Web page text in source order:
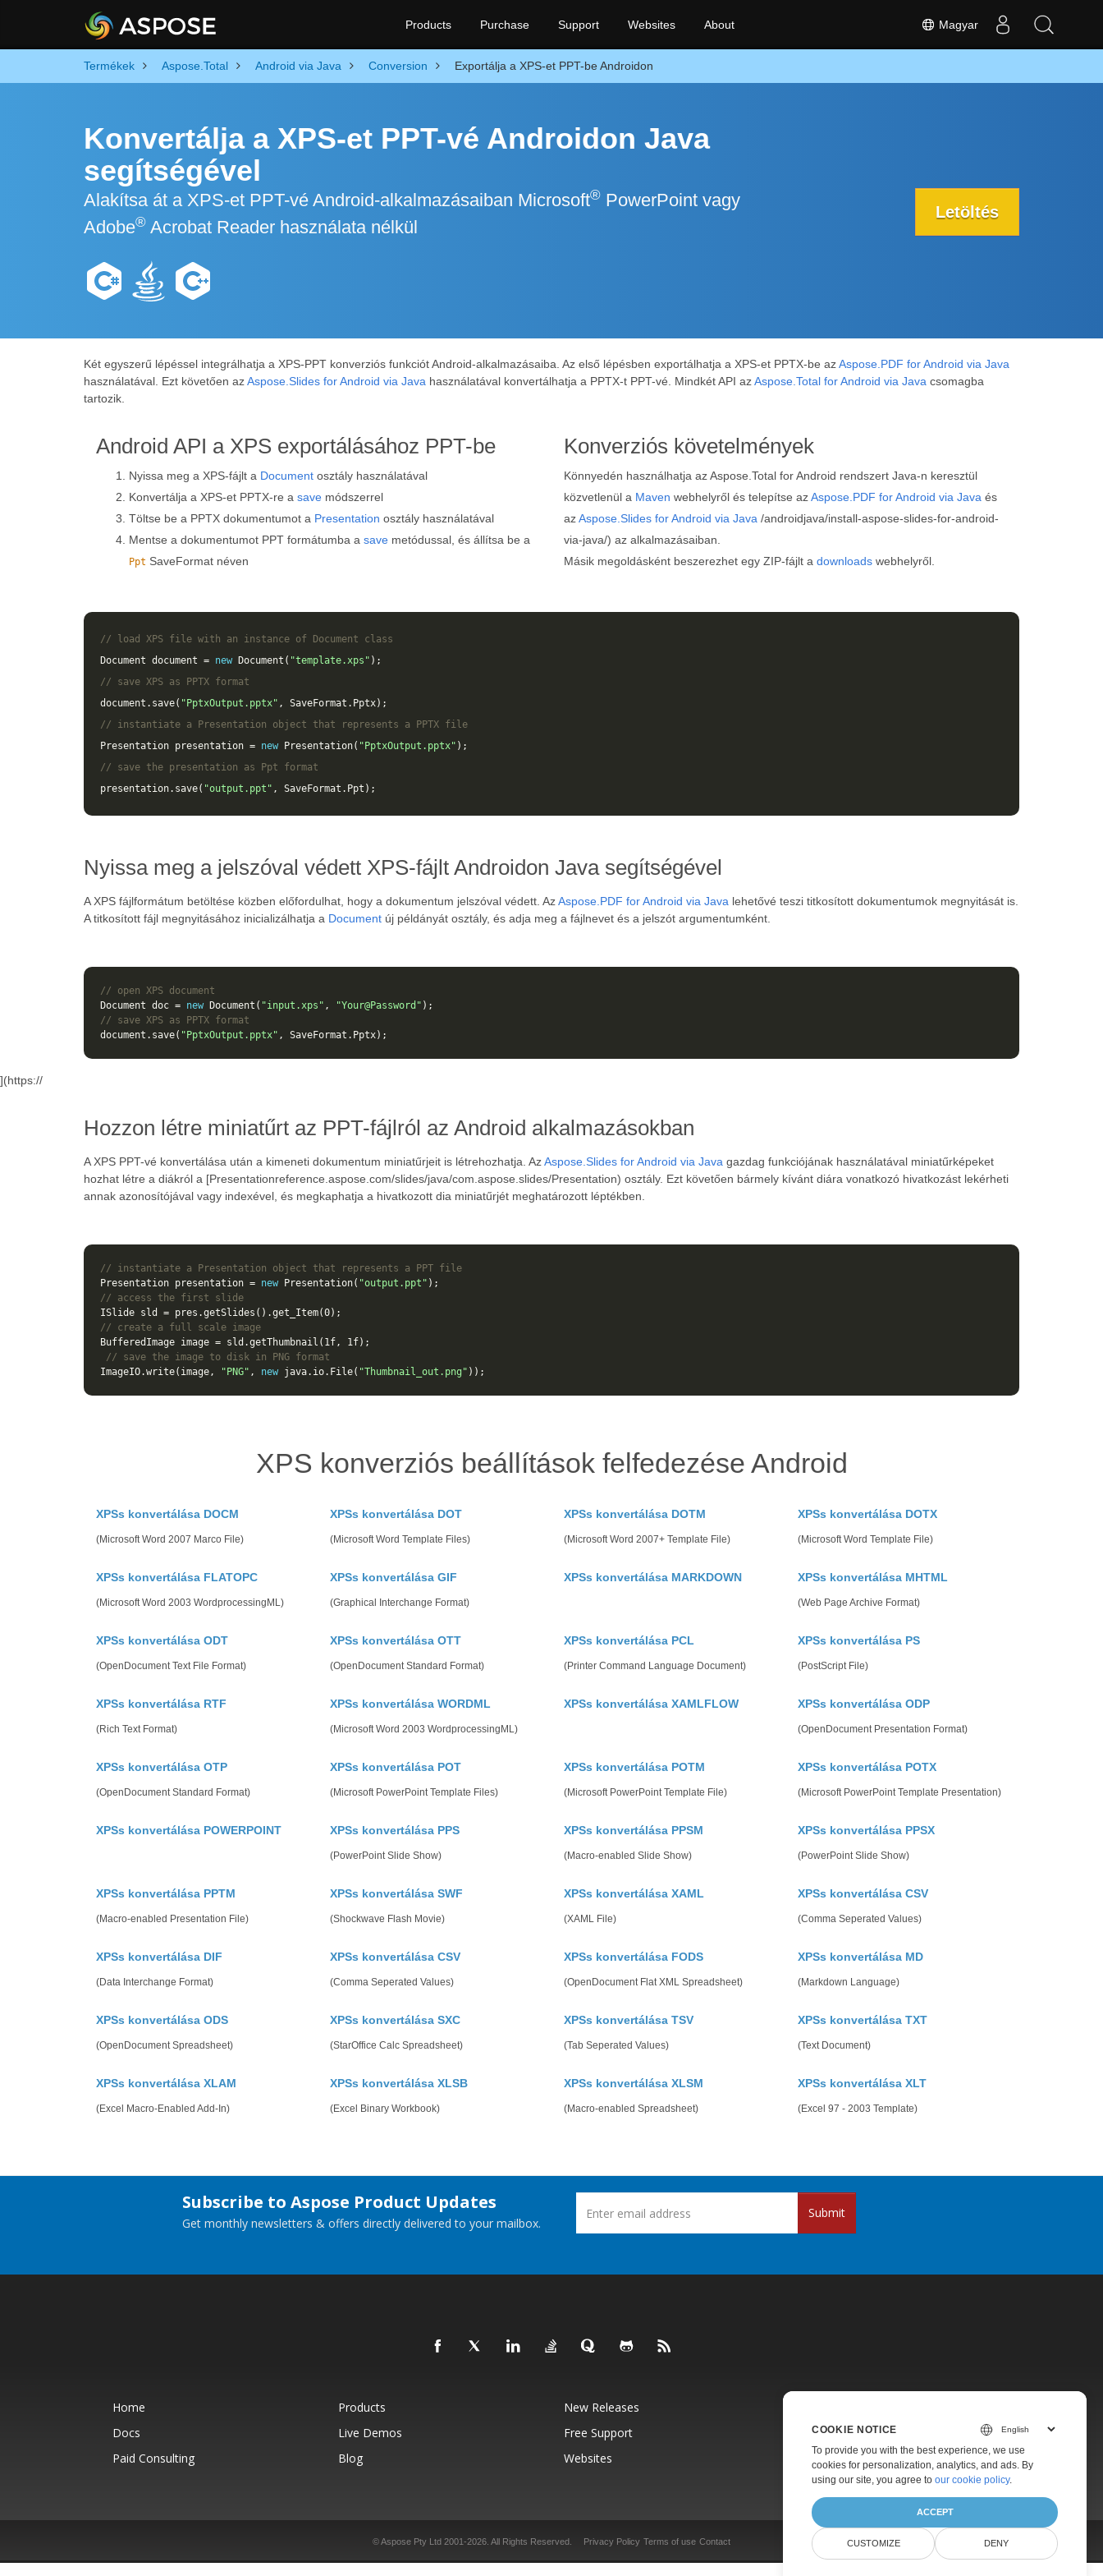
Magyar
Products Purchase Support Websites About
Termékek Aspose.Total Android via Java Conversion Exportálja a XPS-et PPT-be Androidon
Konvertálja a XPS-et PPT-vé Androidon Java
segítségével
Alakítsa át a XPS-et PPT-vé Android-alkalmazásaiban Microsoft® PowerPoint vagy
Adobe® Acrobat Reader használata nélkül
Letöltés
Két egyszerű lépéssel integrálhatja a XPS-PPT konverziós funkciót Android-alkalmazásaiba. Az első lépésben exportálhatja a XPS-et PPTX-be azAspose.PDF for Android via Java
használatával. Ezt követően azAspose.Slides for Android via Java használatával konvertálhatja a PPTX-t PPT-vé. Mindkét API azAspose.Total for Android via Java csomagba
tartozik.
Android API a XPS exportálásához PPT-be
Nyissa meg a XPS-fájlt a Document osztály használatával
Konvertálja a XPS-et PPTX-re a save módszerrel
Töltse be a PPTX dokumentumot a Presentation osztály használatával
Mentse a dokumentumot PPT formátumba a save metódussal, és állítsa be a
Ppt SaveFormat néven
Konverziós követelmények
Könnyedén használhatja az Aspose.Total for Android rendszert Java-n keresztül
közvetlenül a Maven webhelyről és telepítse azAspose.PDF for Android via Java és
azAspose.Slides for Android via Java /androidjava/install-aspose-slides-for-android-
via-java/) az alkalmazásaiban.
Másik megoldásként beszerezhet egy ZIP-fájlt a downloads webhelyről.
// load XPS file with an instance of Document class
Document document = new Document ( "template.xps" );
// save XPS as PPTX format
document . save( "PptxOutput.pptx" , SaveFormat . Pptx);
// instantiate a Presentation object that represents a PPTX file
Presentation presentation = new Presentation( "PptxOutput.pptx" );
// save the presentation as Ppt format
presentation. save( "output.ppt" , SaveFormat . Ppt );
Nyissa meg a jelszóval védett XPS-fájlt Androidon Java segítségével
A XPS fájlformátum betöltése közben előfordulhat, hogy a dokumentum jelszóval védett. AzAspose.PDF for Android via Java lehetővé teszi titkosított dokumentumok megnyitását is.
A titkosított fájl megnyitásához inicializálhatja a Document új példányát osztály, és adja meg a fájlnevet és a jelszót argumentumként.
// open XPS document
Document doc = new Document ( "input.xps" , "Your@Password" );
// save XPS as PPTX format
document . save( "PptxOutput.pptx" , SaveFormat . Pptx);
](https://
Hozzon létre miniatűrt az PPT-fájlról az Android alkalmazásokban
A XPS PPT-vé konvertálása után a kimeneti dokumentum miniatűrjeit is létrehozhatja. AzAspose.Slides for Android via Java gazdag funkciójának használatával miniatűrképeket
hozhat létre a diákról a [Presentationreference.aspose.com/slides/java/com.aspose.slides/Presentation) osztály. Ezt követően bármely kívánt diára vonatkozó hivatkozást lekérheti
annak azonosítójával vagy indexével, és megkaphatja a hivatkozott dia miniatűrjét meghatározott léptékben.
// instantiate a Presentation object that represents a PPT file
Presentation presentation = new Presentation( "output.ppt" );
// access the first slide
ISlide sld = pres .getSlides ().get_Item(0);
// create a full scale image
BufferedImage image = sld .getThumbnail ( 1f, 1f);
// save the image to disk in PNG format
ImageIO.write( image, "PNG" , new java. io. File( "Thumbnail_out.png" ));
XPS konverziós beállítások felfedezése Android
XPSs konvertálása DOCM
(Microsoft Word 2007 Marco File)
XPSs konvertálása DOT
(Microsoft Word Template Files)
XPSs konvertálása DOTM
(Microsoft Word 2007+ Template File)
XPSs konvertálása DOTX
(Microsoft Word Template File)
XPSs konvertálása FLATOPC
(Microsoft Word 2003 WordprocessingML)
XPSs konvertálása GIF
(Graphical Interchange Format)
XPSs konvertálása MARKDOWN XPSs konvertálása MHTML
(Web Page Archive Format)
XPSs konvertálása ODT
(OpenDocument Text File Format)
XPSs konvertálása OTT
(OpenDocument Standard Format)
XPSs konvertálása PCL
(Printer Command Language Document)
XPSs konvertálása PS
(PostScript File)
XPSs konvertálása RTF
(Rich Text Format)
XPSs konvertálása WORDML
(Microsoft Word 2003 WordprocessingML)
XPSs konvertálása XAMLFLOW XPSs konvertálása ODP
(OpenDocument Presentation Format)
XPSs konvertálása OTP
(OpenDocument Standard Format)
XPSs konvertálása POT
(Microsoft PowerPoint Template Files)
XPSs konvertálása POTM
(Microsoft PowerPoint Template File)
XPSs konvertálása POTX
(Microsoft PowerPoint Template Presentation)
XPSs konvertálása POWERPOINT XPSs konvertálása PPS
(PowerPoint Slide Show)
XPSs konvertálása PPSM
(Macro-enabled Slide Show)
XPSs konvertálása PPSX
(PowerPoint Slide Show)
XPSs konvertálása PPTM
(Macro-enabled Presentation File)
XPSs konvertálása SWF
(Shockwave Flash Movie)
XPSs konvertálása XAML
(XAML File)
XPSs konvertálása CSV
(Comma Seperated Values)
XPSs konvertálása DIF
(Data Interchange Format)
XPSs konvertálása CSV
(Comma Seperated Values)
XPSs konvertálása FODS
(OpenDocument Flat XML Spreadsheet)
XPSs konvertálása MD
(Markdown Language)
XPSs konvertálása ODS
(OpenDocument Spreadsheet)
XPSs konvertálása SXC
(StarOffice Calc Spreadsheet)
XPSs konvertálása TSV
(Tab Seperated Values)
XPSs konvertálása TXT
(Text Document)
XPSs konvertálása XLAM
(Excel Macro-Enabled Add-In)
XPSs konvertálása XLSB
(Excel Binary Workbook)
XPSs konvertálása XLSM
(Macro-enabled Spreadsheet)
XPSs konvertálása XLT
(Excel 97 - 2003 Template)
Subscribe to Aspose Product Updates
Get monthly newsletters & offers directly delivered to your mailbox.
Submit
Home Products New Releases
Docs
Live Demos Free Support
Paid Support
Paid Consulting
Blog Websites About
© Aspose Pty Ltd 2001-2026. All Rights Reserved. Privacy Policy Terms of use Contact
COOKIE NOTICE
To provide you with the best experience, we use
cookies for personalization, analytics, and ads. By
using our site, you agree to our cookie policy.
ACCEPT
CUSTOMIZE DENY